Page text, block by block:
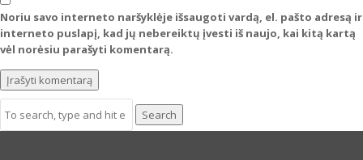
Noriu savo interneto naršyklėje išsaugoti vardą, el. pašto adresą ir
interneto puslapį, kad jų nebereiktų įvesti iš naujo, kai kitą kartą
vėl norėsiu parašyti komentarą.
Search